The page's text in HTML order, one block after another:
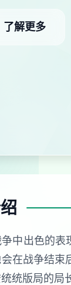
了解更多
中出色的
会在战争结
统版局的